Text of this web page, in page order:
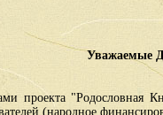
Уважаемые
проекта "Родословная
(народное